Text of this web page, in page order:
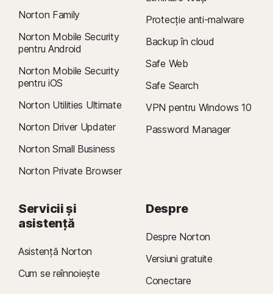
Norton Family
Norton Mobile Security
pentru Android
Norton Mobile Security
pentru iOS
Norton Utilities Ultimate
Norton Driver Updater
Norton Small Business
Norton Private Browser
Protecție anti-malware
Backup în cloud
Safe Web
Safe Search
VPN pentru Windows 10
Password Manager
Servicii și
asistență
Asistență Norton
Cum se reînnoiește
Despre
Despre Norton
Versiuni gratuite
Conectare